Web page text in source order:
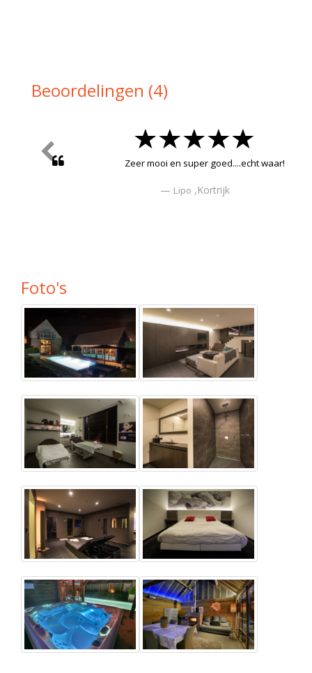
Beoordelingen (4)
Heerlijke en nette privé wellness...super!
Peter ,De Pinte
Foto's